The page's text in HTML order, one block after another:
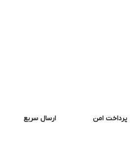
پرداخت امن ارسال سریع